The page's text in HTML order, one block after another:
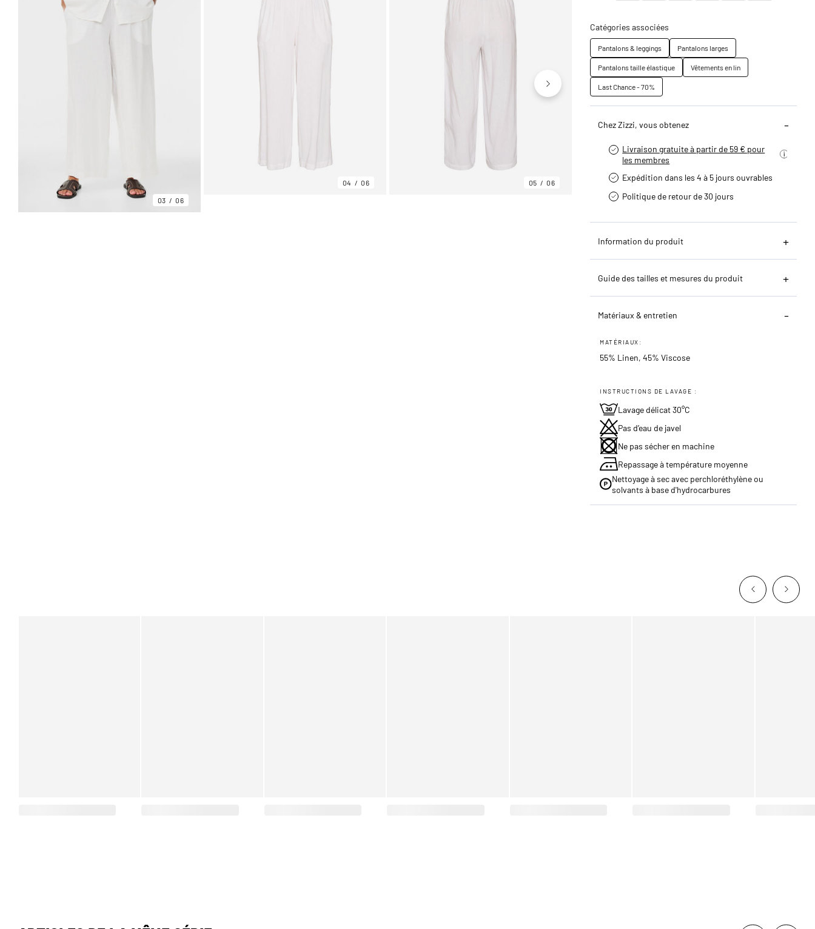
03 06
04 06 05 06 06 06
Catégories associées
Pantalons & leggings
Pantalons larges
Pantalons taille élastique
Vêtements en lin
Last Chance - 70%
Chez Zizzi, vous obtenez
Livraison gratuite à partir de 59 € pour
les membres
Expédition dans les 4 à 5 jours ouvrables
Politique de retour de 30 jours
Information du produit
Guide des tailles et mesures du produit
Matériaux & entretien
MATÉRIAUX:
55% Linen, 45% Viscose
INSTRUCTIONS DE LAVAGE :
Lavage délicat 30°C
Pas d’eau de javel
Ne pas sécher en machine
Repassage à température moyenne
Nettoyage à sec avec perchloréthylène ou
solvants à base d'hydrocarbures